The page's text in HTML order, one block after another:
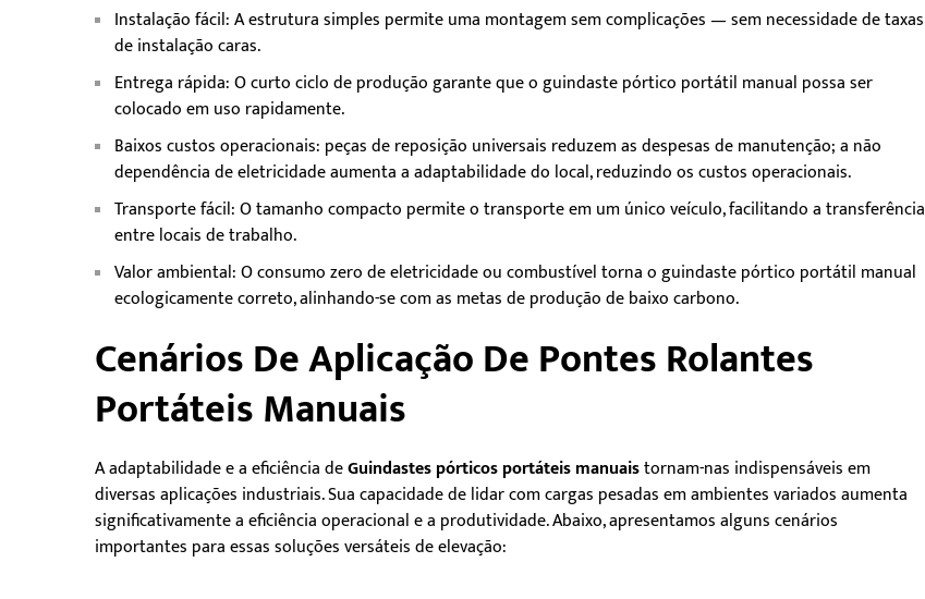
Instalação fácil: A estrutura simples permite uma montagem sem complicações — sem necessidade de taxas
de instalação caras.
Entrega rápida: O curto ciclo de produção garante que o guindaste pórtico portátil manual possa ser
colocado em uso rapidamente.
Baixos custos operacionais: peças de reposição universais reduzem as despesas de manutenção; a não
dependência de eletricidade aumenta a adaptabilidade do local, reduzindo os custos operacionais.
Transporte fácil: O tamanho compacto permite o transporte em um único veículo, facilitando a transferência
entre locais de trabalho.
Valor ambiental: O consumo zero de eletricidade ou combustível torna o guindaste pórtico portátil manual
ecologicamente correto, alinhando-se com as metas de produção de baixo carbono.
Cenários De Aplicação De Pontes Rolantes
Portáteis Manuais
A adaptabilidade e a eficiência deGuindastes pórticos portáteis manuaistornam-nas indispensáveis em
diversas aplicações industriais. Sua capacidade de lidar com cargas pesadas em ambientes variados aumenta
significativamente a eficiência operacional e a produtividade. Abaixo, apresentamos alguns cenários
importantes para essas soluções versáteis de elevação: